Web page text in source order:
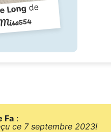
Longde
Fa :
ce 7 septembre 2023!